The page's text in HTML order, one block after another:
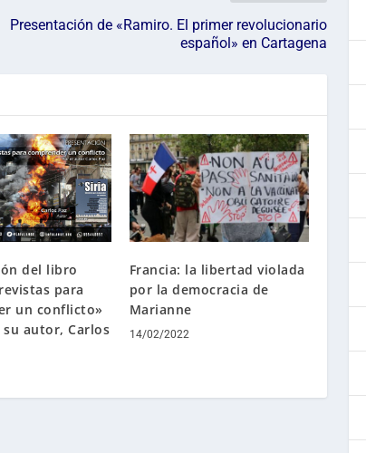
Presentación de «Ramiro. El primer revolucionario
español» en Cartagena
del libro
para
un conflicto»
su autor, Carlos
Francia: la libertad violada
por la democracia de
Marianne
14/02/2022